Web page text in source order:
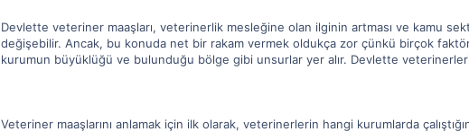
Devlette veteriner maaşları, veterinerlik mesleğine olan ilginin artması ve kamu
değişebilir. Ancak, bu konuda net bir rakam vermek oldukça zor çünkü birçok
kurumun büyüklüğü ve bulunduğu bölge gibi unsurlar yer alır. Devlette
Veteriner maaşlarını anlamak için ilk olarak, veterinerlerin hangi kurumlarda